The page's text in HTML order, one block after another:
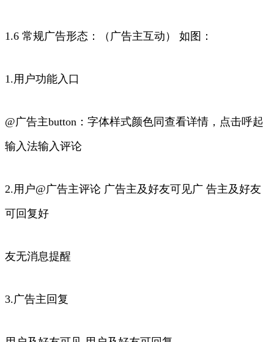
1.6 常规广告形态：（广告主互动） 如图：
1.用户功能入口
@广告主button：字体样式颜色同查看详情，点击呼起
输入法输入评论
2.用户@广告主评论 广告主及好友可见广 告主及好友
可回复好
友无消息提醒
3.广告主回复